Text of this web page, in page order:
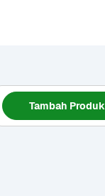
Tambah Produk